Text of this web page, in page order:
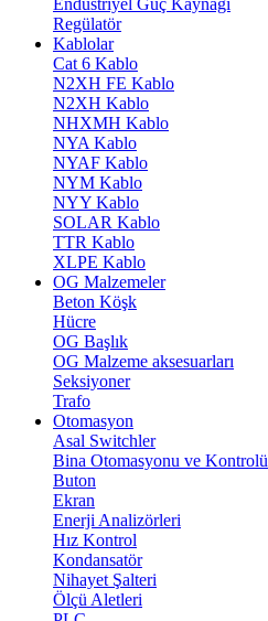
Endüstriyel Güç Kaynağı
Regülatör
Kablolar
Cat 6 Kablo
N2XH FE Kablo
N2XH Kablo
NHXMH Kablo
NYA Kablo
NYAF Kablo
NYM Kablo
NYY Kablo
SOLAR Kablo
TTR Kablo
XLPE Kablo
OG Malzemeler
Beton Köşk
Hücre
OG Başlık
OG Malzeme aksesuarları
Seksiyoner
Trafo
Otomasyon
Asal Switchler
Bina Otomasyonu ve Kontrolü
Buton
Ekran
Enerji Analizörleri
Hız Kontrol
Kondansatör
Nihayet Şalteri
Ölçü Aletleri